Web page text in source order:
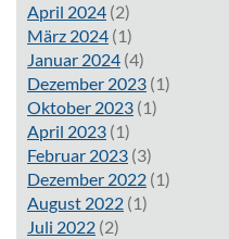
April 2024 (2)
März 2024 (1)
Januar 2024 (4)
Dezember 2023 (1)
Oktober 2023 (1)
April 2023 (1)
Februar 2023 (3)
Dezember 2022 (1)
August 2022 (1)
Juli 2022 (2)